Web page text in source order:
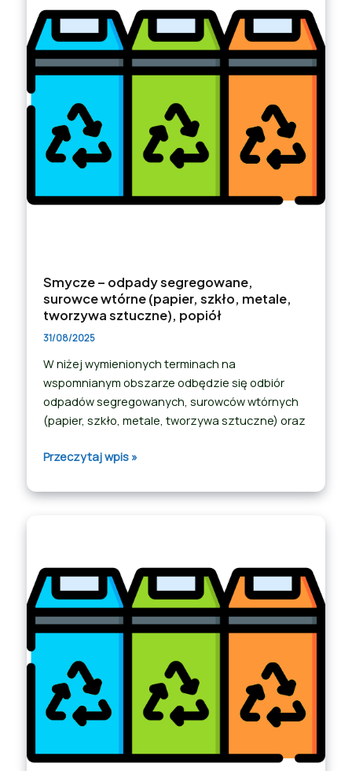
Smycze – odpady segregowane,
surowce wtórne (papier, szkło, metale,
tworzywa sztuczne), popiół
31/08/2025
W niżej wymienionych terminach na
wspomnianym obszarze odbędzie się odbiór
odpadów segregowanych, surowców wtórnych
(papier, szkło, metale, tworzywa sztuczne) oraz
Przeczytaj wpis »